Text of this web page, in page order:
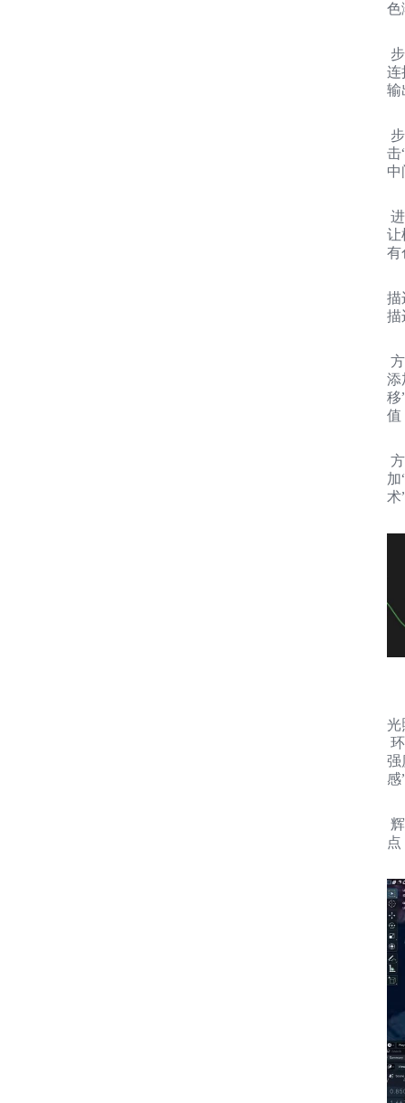
色
连
输
击
中
让
有
描
描
添
移
值
加
术
光
强
感